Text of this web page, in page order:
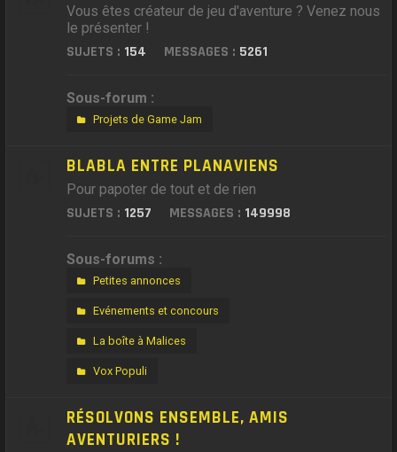
Vous êtes créateur de jeu d'aventure ? Venez nous
le présenter !
SUJETS : 154 MESSAGES : 5261
Sous-forum :
Projets de Game Jam
BLABLA ENTRE PLANAVIENS
Pour papoter de tout et de rien
SUJETS : 1257 MESSAGES : 149998
Sous-forums :
Petites annonces
Evénements et concours
La boîte à Malices
Vox Populi
RÉSOLVONS ENSEMBLE, AMIS
AVENTURIERS !